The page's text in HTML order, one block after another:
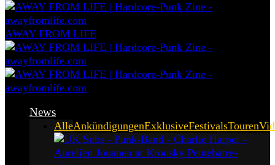
AWAY FROM LIFE
News
AlleAnkündigungenExklusiveFestivalsTouren